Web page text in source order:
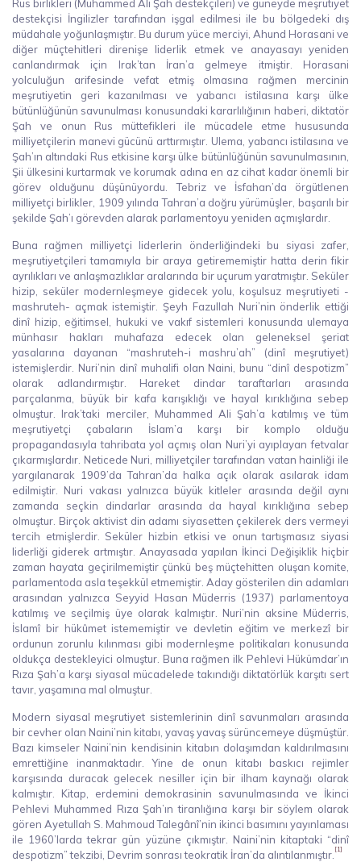
Rus birlikleri (Muhammed Ali Şah destekçileri) ve güneyde meşrutiyet
destekçisi İngilizler tarafından işgal edilmesi ile bu bölgedeki dış
müdahale yoğunlaşmıştır. Bu durum yüce merciyi, Ahund Horasani ve
diğer müçtehitleri direnişe liderlik etmek ve anayasayı yeniden
canlandırmak için Irak’tan İran’a gelmeye itmiştir. Horasani
yolculuğun arifesinde vefat etmiş olmasına rağmen mercinin
meşrutiyetin geri kazanılması ve yabancı istilasına karşı ülke
bütünlüğünün savunulması konusundaki kararlılığının haberi, diktatör
Şah ve onun Rus müttefikleri ile mücadele etme hususunda
milliyetçilerin manevi gücünü arttırmıştır. Ulema, yabancı istilasına ve
Şah’ın altındaki Rus etkisine karşı ülke bütünlüğünün savunulmasının,
Şii ülkesini kurtarmak ve korumak adına en az cihat kadar önemli bir
görev olduğunu düşünüyordu. Tebriz ve İsfahan’da örgütlenen
milliyetçi birlikler, 1909 yılında Tahran’a doğru yürümüşler, başarılı bir
şekilde Şah’ı görevden alarak parlamentoyu yeniden açmışlardır.
Buna rağmen milliyetçi liderlerin önderliğindeki bu siyasi zafer,
meşrutiyetçileri tamamıyla bir araya getirememiştir hatta derin fikir
ayrılıkları ve anlaşmazlıklar aralarında bir uçurum yaratmıştır. Seküler
hizip, seküler modernleşmeye gidecek yolu, koşulsuz meşrutiyeti -
mashruteh- açmak istemiştir. Şeyh Fazullah Nuri’nin önderlik ettiği
dinî hizip, eğitimsel, hukuki ve vakıf sistemleri konusunda ulemaya
münhasır hakları muhafaza edecek olan geleneksel şeriat
yasalarına dayanan “mashruteh-i mashru’ah” (dinî meşrutiyet)
istemişlerdir. Nuri’nin dinî muhalifi olan Naini, bunu “dinî despotizm”
olarak adlandırmıştır. Hareket dindar taraftarları arasında
parçalanma, büyük bir kafa karışıklığı ve hayal kırıklığına sebep
olmuştur. Irak’taki merciler, Muhammed Ali Şah’a katılmış ve tüm
meşrutiyetçi çabaların İslam’a karşı bir komplo olduğu
propagandasıyla tahribata yol açmış olan Nuri’yi ayıplayan fetvalar
çıkarmışlardır. Neticede Nuri, milliyetçiler tarafından vatan hainliği ile
yargılanarak 1909’da Tahran’da halka açık olarak asılarak idam
edilmiştir. Nuri vakası yalnızca büyük kitleler arasında değil aynı
zamanda seçkin dindarlar arasında da hayal kırıklığına sebep
olmuştur. Birçok aktivist din adamı siyasetten çekilerek ders vermeyi
tercih etmişlerdir. Seküler hizbin etkisi ve onun tartışmasız siyasi
liderliği giderek artmıştır. Anayasada yapılan İkinci Değişiklik hiçbir
zaman hayata geçirilmemiştir çünkü beş müçtehitten oluşan komite,
parlamentoda asla teşekkül etmemiştir. Aday gösterilen din adamları
arasından yalnızca Seyyid Hasan Müderris (1937) parlamentoya
katılmış ve seçilmiş üye olarak kalmıştır. Nuri’nin aksine Müderris,
İslamî bir hükûmet istememiştir ve devletin eğitim ve merkezî bir
ordunun zorunlu kılınması gibi modernleşme politikaları konusunda
oldukça destekleyici olmuştur. Buna rağmen ilk Pehlevi Hükümdar’ın
Rıza Şah’a karşı siyasal mücadelede takındığı diktatörlük karşıtı sert
tavır, yaşamına mal olmuştur.
Modern siyasal meşrutiyet sistemlerinin dinî savunmaları arasında
bir cevher olan Naini’nin kitabı, yavaş yavaş sürüncemeye düşmüştür.
Bazı kimseler Naini’nin kendisinin kitabın dolaşımdan kaldırılmasını
emrettiğine inanmaktadır. Yine de onun kitabı baskıcı rejimler
karşısında duracak gelecek nesiller için bir ilham kaynağı olarak
kalmıştır. Kitap, erdemini demokrasinin savunulmasında ve İkinci
Pehlevi Muhammed Rıza Şah’ın tiranlığına karşı bir söylem olarak
gören Ayetullah S. Mahmoud Talegânî’nin ikinci basımını yayınlaması
ile 1960’larda tekrar gün yüzüne çıkmıştır. Naini’nin kitaptaki “dinî
despotizm” tekzibi, Devrim sonrası teokratik İran’da alıntılanmıştır. [1]